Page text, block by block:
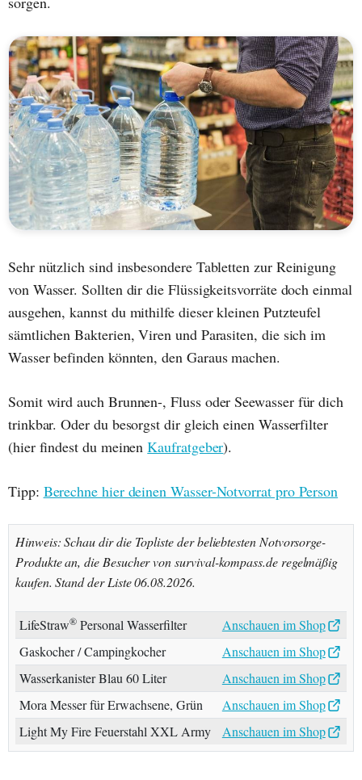
Sehr nützlich sind insbesondere Tabletten zur Reinigung
von Wasser. Sollten dir die Flüssigkeitsvorräte doch einmal
ausgehen, kannst du mithilfe dieser kleinen Putzteufel
sämtlichen Bakterien, Viren und Parasiten, die sich im
Wasser befinden könnten, den Garaus machen.
Somit wird auch Brunnen-, Fluss oder Seewasser für dich
trinkbar. Oder du besorgst dir gleich einen Wasserfilter
(hier findest du meinenKaufratgeber).
Tipp: Berechne hier deinen Wasser-Notvorrat pro Person
Hinweis: Schau dir die Topliste der beliebtesten Notvorsorge-
Produkte an, die Besucher von survival-kompass.de regelmäßig
kaufen. Stand der Liste 06.08.2026.
LifeStraw®Personal Wasserfilter
Anschauen im Shop
Gaskocher / Campingkocher
Anschauen im Shop
Wasserkanister Blau 60 Liter
Anschauen im Shop
Mora Messer für Erwachsene, Grün
Anschauen im Shop
Light My Fire Feuerstahl XXL Army
Anschauen im Shop